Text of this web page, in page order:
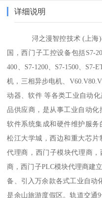
详细说明
浔之漫智控技术 (上海)有
国，西门子工控设备包括S7-
400、S7-1200、S7-1500、S7-
机，三相异步电机、
动器、软件 等各类工业自动
品供应商，是从事工业自动
软件系统集成和硬件维护服
松江大学城，西边和重大芯
代理商，西门子模块代理商
商，西门子PLC模块代理商建
备、引入万余款各式工业自动
是余山旅游度假区。轨道交通